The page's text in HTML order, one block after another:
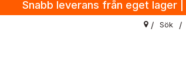
Snabb leverans från eget lager
Sök